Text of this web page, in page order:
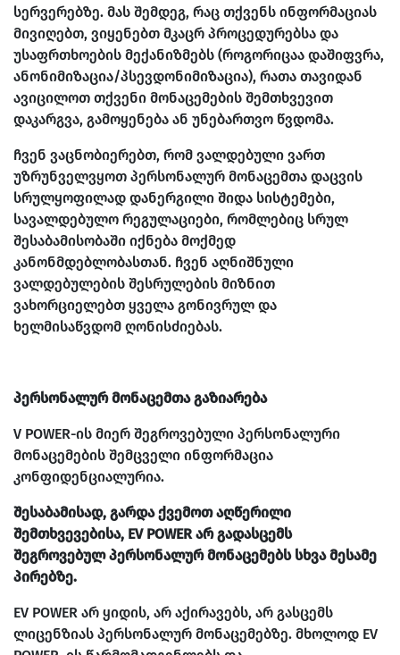
სერვერებზე. მას შემდეგ, რაც თქვენს ინფორმაციას
მივიღებთ, ვიყენებთ მკაცრ პროცედურებსა და
უსაფრთხოების მექანიზმებს (როგორიცაა დაშიფვრა,
ანონიმიზაცია/პსევდონიმიზაცია), რათა თავიდან
ავიცილოთ თქვენი მონაცემების შემთხვევით
დაკარგვა, გამოყენება ან უნებართვო წვდომა.
ჩვენ ვაცნობიერებთ, რომ ვალდებული ვართ
უზრუნველვყოთ პერსონალურ მონაცემთა დაცვის
სრულყოფილად დანერგილი შიდა სისტემები,
სავალდებულო რეგულაციები, რომლებიც სრულ
შესაბამისობაში იქნება მოქმედ
კანონმდებლობასთან. ჩვენ აღნიშნული
ვალდებულების შესრულების მიზნით
ვახორციელებთ ყველა გონივრულ და
ხელმისაწვდომ ღონისძიებას.
პერსონალურ მონაცემთა გაზიარება
V POWER-ის მიერ შეგროვებული პერსონალური
მონაცემების შემცველი ინფორმაცია
კონფიდენციალურია.
შესაბამისად, გარდა ქვემოთ აღწერილი
შემთხვევებისა, EV POWER არ გადასცემს
შეგროვებულ პერსონალურ მონაცემებს სხვა მესამე
პირებზე.
EV POWER არ ყიდის, არ აქირავებს, არ გასცემს
ლიცენზიას პერსონალურ მონაცემებზე. მხოლოდ EV